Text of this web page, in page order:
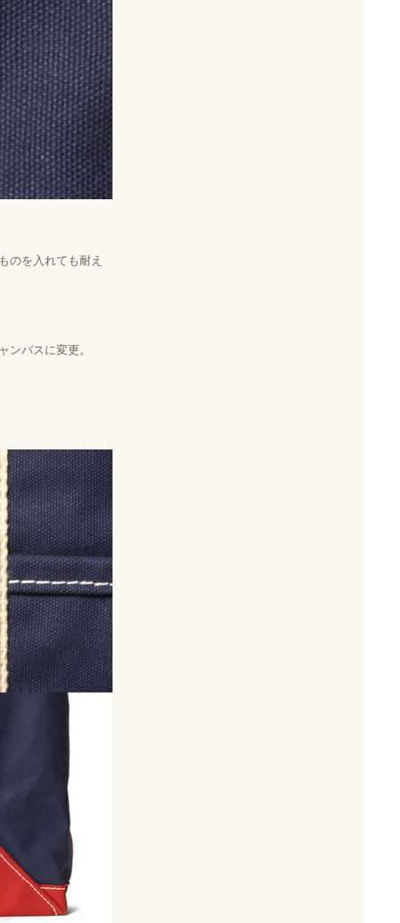
のを入れても耐え
バスに変更。